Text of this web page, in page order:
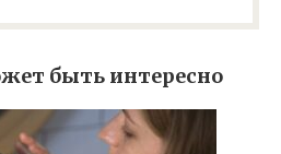
быть интересно